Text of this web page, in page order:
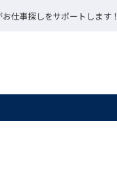
仕事探しをサポートします！